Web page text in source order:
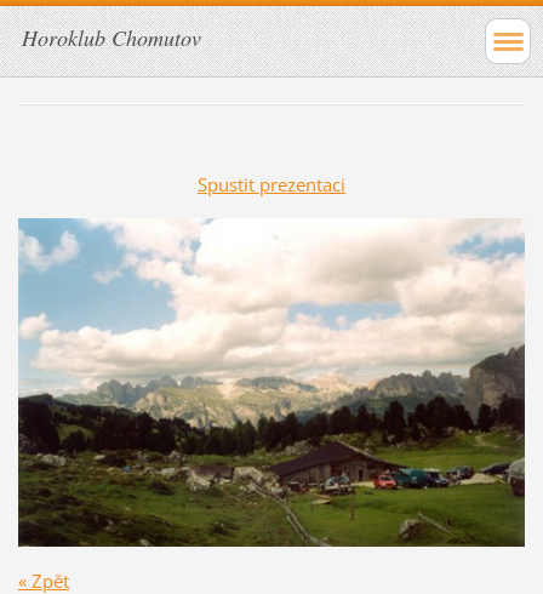
Horoklub Chomutov
Spustit prezentaci
« Zpět